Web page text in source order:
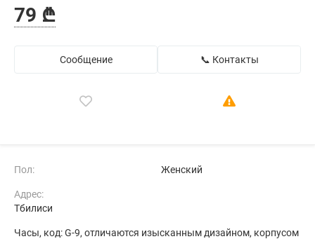
79 ₾
Сообщение 📞 Контакты
Пол: Женский
Адрес:
Тбилиси
Часы, код: G-9, отличаются изысканным дизайном, корпусом